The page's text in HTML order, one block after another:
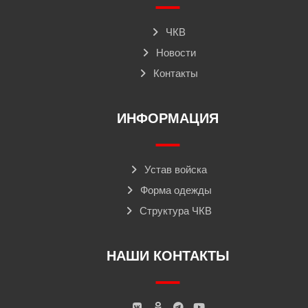
ЧКВ
Новости
Контакты
ИНФОРМАЦИЯ
Устав войска
Форма одежды
Структура ЧКВ
НАШИ КОНТАКТЫ